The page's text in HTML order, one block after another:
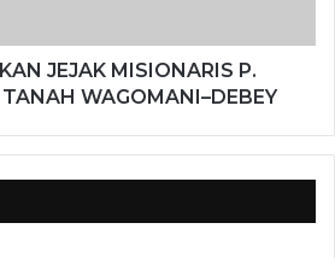
JEJAK MISIONARIS P.
WAGOMANI–DEBEY